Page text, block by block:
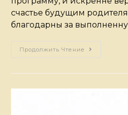
счастье будущим
благодарны за
Продолжить Чтение